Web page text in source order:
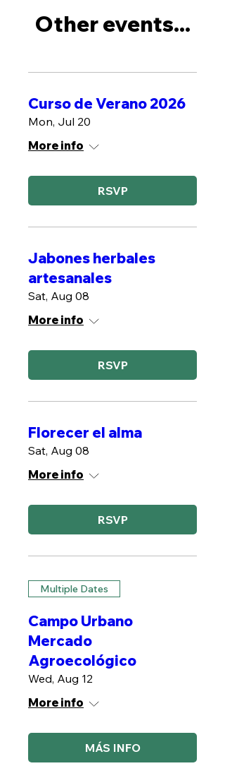
Other events...
Curso de Verano 2026
Mon, Jul 20
More info
RSVP
Jabones herbales
artesanales
Sat, Aug 08
More info
RSVP
Florecer el alma
Sat, Aug 08
More info
RSVP
Multiple Dates
Campo Urbano
Mercado
Agroecológico
Wed, Aug 12
More info
MÁS INFO